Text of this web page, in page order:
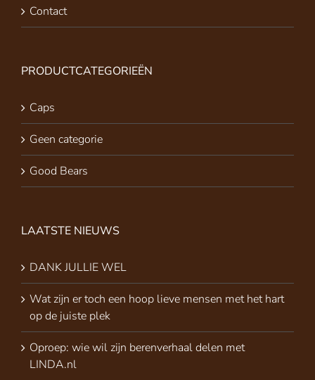
Contact
PRODUCTCATEGORIEËN
Caps
Geen categorie
Good Bears
LAATSTE NIEUWS
DANK JULLIE WEL
Wat zijn er toch een hoop lieve mensen met het hart
op de juiste plek
Oproep: wie wil zijn berenverhaal delen met
LINDA.nl